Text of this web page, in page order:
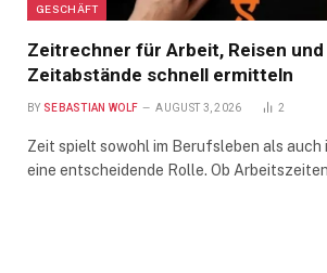
GESCHÄFT
Zeitrechner für Arbeit, Reisen
Zeitabstände schnell ermitteln
BY SEBASTIAN WOLF AUGUST 3, 2026 2
Zeit spielt sowohl im Berufsleben als
eine entscheidende Rolle. Ob